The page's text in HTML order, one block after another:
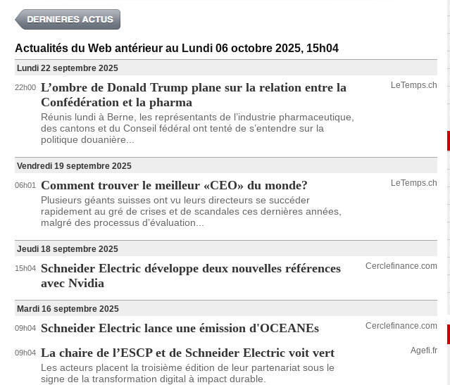
Actualités du Web antérieur au Lundi 06 octobre 2025, 15h04
Lundi 22 septembre 2025
22h00 L’ombre de Donald Trump plane sur la relation entre la
Confédération et la pharma
Réunis lundi à Berne, les représentants de l’industrie pharmaceutique,
des cantons et du Conseil fédéral ont tenté de s’entendre sur la
politique douanière...
LeTemps.ch
Vendredi 19 septembre 2025
06h01 Comment trouver le meilleur «CEO» du monde?
Plusieurs géants suisses ont vu leurs directeurs se succéder
rapidement au gré de crises et de scandales ces dernières années,
malgré des processus d’évaluation...
LeTemps.ch
Jeudi 18 septembre 2025
15h04
Schneider Electric développe deux nouvelles références
avec Nvidia
Cerclefinance.com
Mardi 16 septembre 2025
09h04 Schneider Electric lance une émission d'OCEANEs Cerclefinance.com
09h04 La chaire de l’ESCP et de Schneider Electric voit vert
Les acteurs placent la troisième édition de leur partenariat sous le
signe de la transformation digital à impact durable.
Agefi.fr